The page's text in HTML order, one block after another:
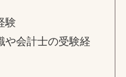
験
や会計士の受験経